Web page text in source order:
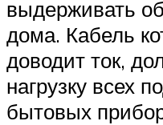
выдерживать
дома. Кабель
доводит ток,
нагрузку всех
бытовых